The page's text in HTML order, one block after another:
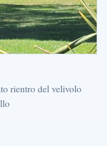
rientro del velivolo